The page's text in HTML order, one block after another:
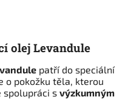
olej Levandule
patří do speciální
o pokožku těla, kterou
spolupráci s výzkumným